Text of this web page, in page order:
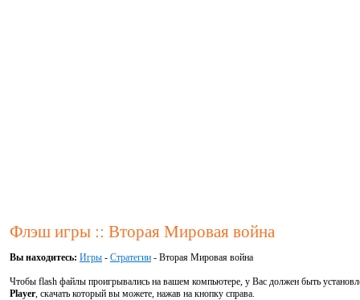
Флэш игры :: Вторая Мировая война
Вы находитесь: Игры - Стратегии - Вторая Мировая война
Чтобы flash файлы проигрывались на вашем компьютере, у Вас должен быть
Player, скачать который вы можете, нажав на кнопку справа.